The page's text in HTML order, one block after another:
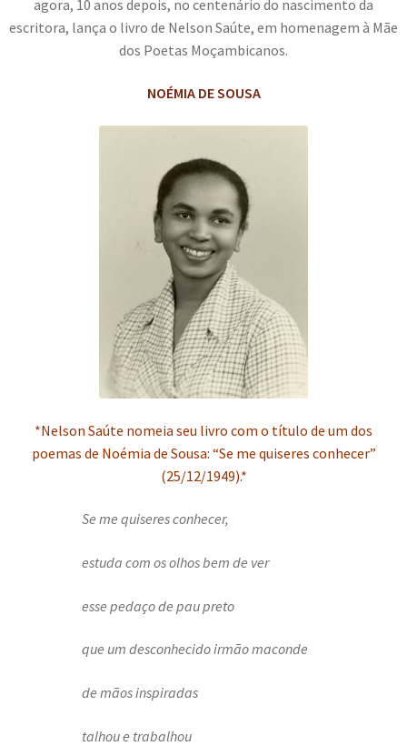
agora, 10 anos depois, no centenário do nascimento da
escritora, lança o livro de Nelson Saúte, em homenagem à Mãe
dos Poetas Moçambicanos.
NOÉMIA DE SOUSA
*Nelson Saúte nomeia seu livro com o título de um dos
poemas de Noémia de Sousa: “Se me quiseres conhecer”
(25/12/1949).*
Se me quiseres conhecer,
estuda com os olhos bem de ver
esse pedaço de pau preto
que um desconhecido irmão maconde
de mãos inspiradas
talhou e trabalhou